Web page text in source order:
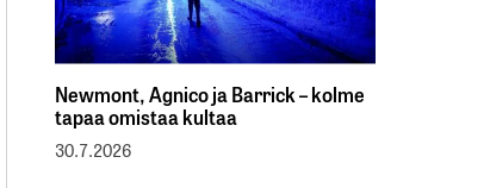
Newmont, Agnico ja Barrick – kolme
tapaa omistaa kultaa
30.7.2026